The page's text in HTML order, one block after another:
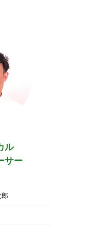
ル
サー